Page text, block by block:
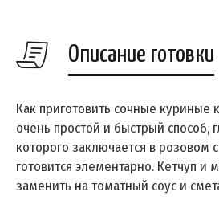
Описание готовки
Как приготовить сочные куриные
очень простой и быстрый способ,
которого заключается в розовом
готовится элементарно. Кетчуп и
заменить на томатный соус и